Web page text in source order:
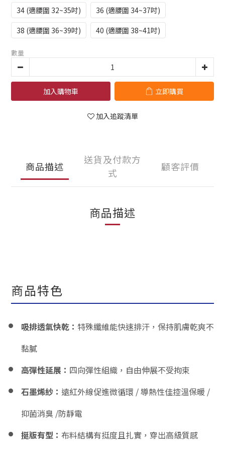
34 (適腰圍 32~35吋)
36 (適腰圍 34~37吋)
38 (適腰圍 36~39吋)
40 (適腰圍 38~41吋)
數量
加入購物車 立即購買
加入追蹤清單
商品描述
送貨及付款方
式
顧客評價
商品描述
商品特色
吸排透氣快乾： 特殊纖維能快速排汗，保持肌膚乾爽不
黏膩
高彈性延展： 四向彈性組織，自由伸展不受拘束
石墨烯紗 ： 遠紅外線促進微循環 / 導熱性佳控溫保暖 /
抑菌消臭 /防靜電
挺版有型： 布料結構有挺度且扎實，穿出高級質感